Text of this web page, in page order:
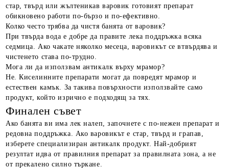
стар, твърд или жълтеникав варовик готовият препарат
обикновено работи по-бързо и по-ефективно.
Колко често трябва да чистя банята от варовик?
При твърда вода е добре да правите лека поддръжка всяка
седмица. Ако чакате няколко месеца, варовикът се втвърдява и
чистенето става по-трудно.
Мога ли да използвам антикалк върху мрамор?
Не. Киселинните препарати могат да повредят мрамор и
естествен камък. За такива повърхности използвайте само
продукт, който изрично е подходящ за тях.
Финален съвет
Ако банята ви има лек налеп, започнете с по-нежен препарат и
редовна поддръжка. Ако варовикът е стар, твърд и грапав,
изберете специализиран антикалк продукт. Най-добрият
резултат идва от правилния препарат за правилната зона, а не
от прекалено силно търкане.